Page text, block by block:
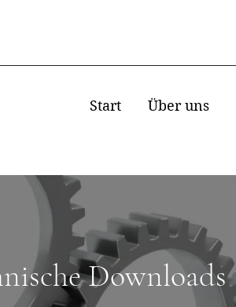
Start Über uns
Downloads